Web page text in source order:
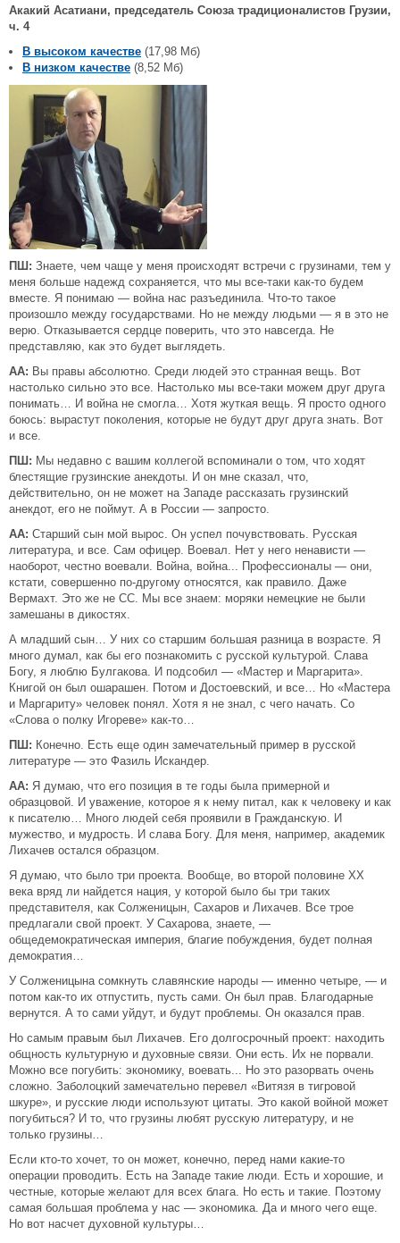
Акакий Асатиани, председатель Союза традиционалистов Грузии,
ч. 4
В высоком качестве (17,98 Мб)
В низком качестве (8,52 Мб)
ПШ: Знаете, чем чаще у меня происходят встречи с грузинами, тем у
меня больше надежд сохраняется, что мы все-таки как-то будем
вместе. Я понимаю — война нас разъединила. Что-то такое
произошло между государствами. Но не между людьми — я в это не
верю. Отказывается сердце поверить, что это навсегда. Не
представляю, как это будет выглядеть.
АА: Вы правы абсолютно. Среди людей это странная вещь. Вот
настолько сильно это все. Настолько мы все-таки можем друг друга
понимать… И война не смогла… Хотя жуткая вещь. Я просто одного
боюсь: вырастут поколения, которые не будут друг друга знать. Вот
и все.
ПШ: Мы недавно с вашим коллегой вспоминали о том, что ходят
блестящие грузинские анекдоты. И он мне сказал, что,
действительно, он не может на Западе рассказать грузинский
анекдот, его не поймут. А в России — запросто.
АА: Старший сын мой вырос. Он успел почувствовать. Русская
литература, и все. Сам офицер. Воевал. Нет у него ненависти —
наоборот, честно воевали. Война, война... Профессионалы — они,
кстати, совершенно по-другому относятся, как правило. Даже
Вермахт. Это же не СС. Мы все знаем: моряки немецкие не были
замешаны в дикостях.
А младший сын… У них со старшим большая разница в возрасте. Я
много думал, как бы его познакомить с русской культурой. Слава
Богу, я люблю Булгакова. И подсобил — «Мастер и Маргарита».
Книгой он был ошарашен. Потом и Достоевский, и все… Но «Мастера
и Маргариту» человек понял. Хотя я не знал, с чего начать. Со
«Слова о полку Игореве» как-то…
ПШ: Конечно. Есть еще один замечательный пример в русской
литературе — это Фазиль Искандер.
АА: Я думаю, что его позиция в те годы была примерной и
образцовой. И уважение, которое я к нему питал, как к человеку и как
к писателю… Много людей себя проявили в Гражданскую. И
мужество, и мудрость. И слава Богу. Для меня, например, академик
Лихачев остался образцом.
Я думаю, что было три проекта. Вообще, во второй половине XX
века вряд ли найдется нация, у которой было бы три таких
представителя, как Солженицын, Сахаров и Лихачев. Все трое
предлагали свой проект. У Сахарова, знаете, —
общедемократическая империя, благие побуждения, будет полная
демократия…
У Солженицына сомкнуть славянские народы — именно четыре, — и
потом как-то их отпустить, пусть сами. Он был прав. Благодарные
вернутся. А то сами уйдут, и будут проблемы. Он оказался прав.
Но самым правым был Лихачев. Его долгосрочный проект: находить
общность культурную и духовные связи. Они есть. Их не порвали.
Можно все погубить: экономику, воевать... Но это разорвать очень
сложно. Заболоцкий замечательно перевел «Витязя в тигровой
шкуре», и русские люди используют цитаты. Это какой войной может
погубиться? И то, что грузины любят русскую литературу, и не
только грузины…
Если кто-то хочет, то он может, конечно, перед нами какие-то
операции проводить. Есть на Западе такие люди. Есть и хорошие, и
честные, которые желают для всех блага. Но есть и такие. Поэтому
самая большая проблема у нас — экономика. Да и много чего еще.
Но вот насчет духовной культуры…